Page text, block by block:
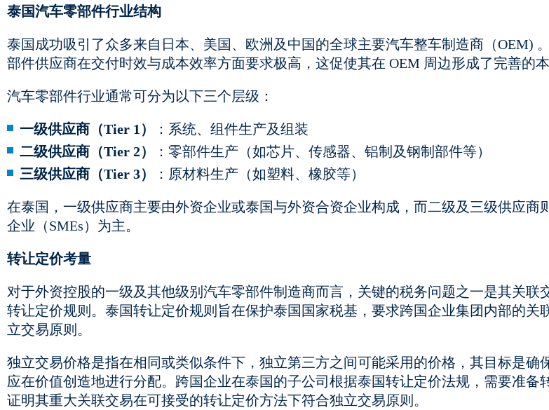
泰国汽车零部件行业结构
泰国成功吸引了众多来自日本、美国、欧洲及中国的全球主要汽车整车制造商（OEM)
部件供应商在交付时效与成本效率方面要求极高，这促使其在 OEM 周边形成了完善的本
汽车零部件行业通常可分为以下三个层级：
一级供应商（Tier 1）
：系统、组件生产及组装
二级供应商（Tier 2）
：零部件生产（如芯片、传感器、铝制及钢制部件等）
三级供应商（Tier 3）
：原材料生产（如塑料、橡胶等）
在泰国，一级供应商主要由外资企业或泰国与外资合资企业构成，而二级及三级供应商
企业（SMEs）为主。
转让定价考量
对于外资控股的一级及其他级别汽车零部件制造商而言，关键的税务问题之一是其关联
转让定价规则。泰国转让定价规则旨在保护泰国国家税基，要求跨国企业集团内部的关
立交易原则。
独立交易价格是指在相同或类似条件下，独立第三方之间可能采用的价格，其目标是确
应在价值创造地进行分配。跨国企业在泰国的子公司根据泰国转让定价法规，需要准备
证明其重大关联交易在可接受的转让定价方法下符合独立交易原则。